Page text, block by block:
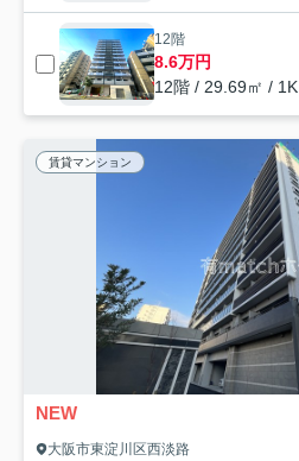
12階
8.6万円
12階 / 29.69㎡ / 1K
賃貸マンション
NEW
大阪市東淀川区西淡路